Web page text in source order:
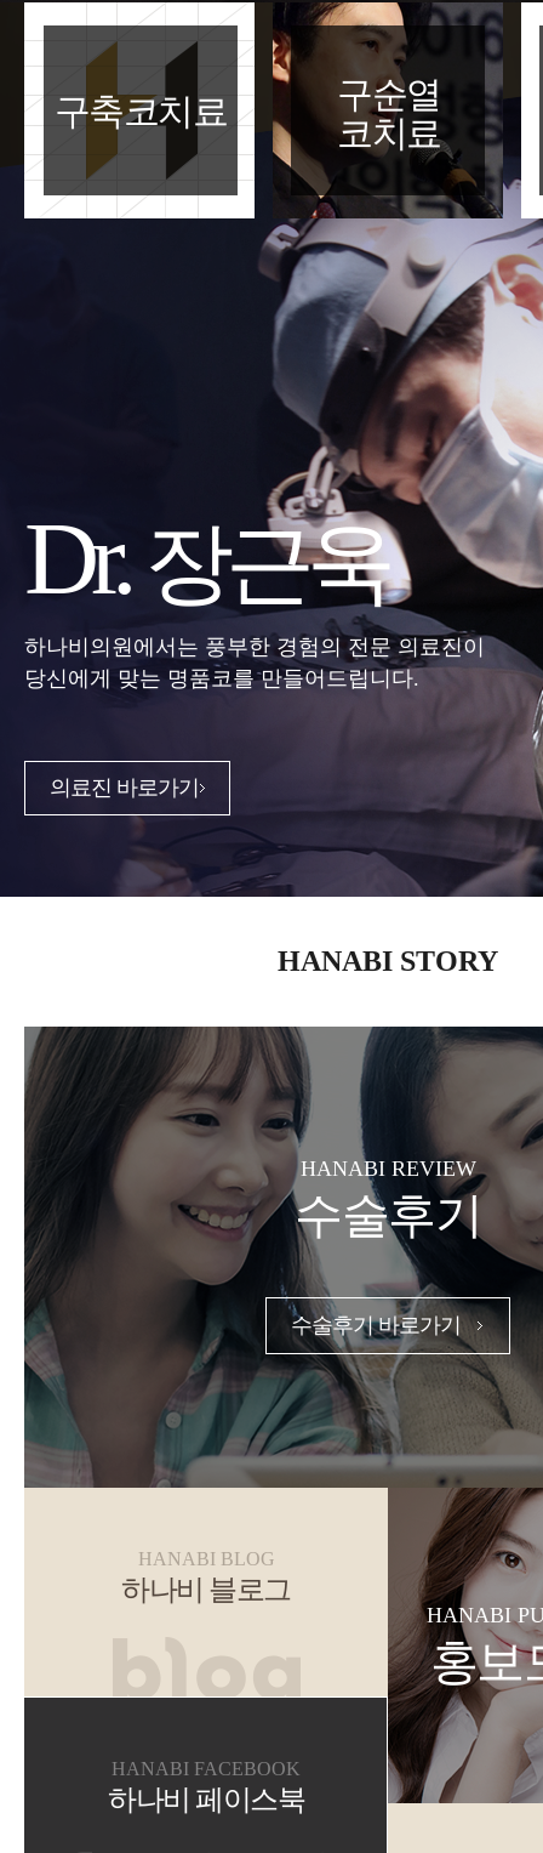
구축코치료
구순열
코치료
Dr.장근욱
하나비의원에서는 풍부한 경험의 전문 의료진이
당신에게 맞는 명품코를 만들어드립니다.
의료진 바로가기
HANABI STORY
HANABI REVIEW
수술후기
수술후기 바로가기
HANABI BLOG
하나비 블로그
HANABI FACEBOOK
하나비 페이스북
HANABI
홍보